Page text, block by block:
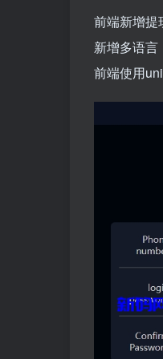
前端新增提
新增多语
前端使用